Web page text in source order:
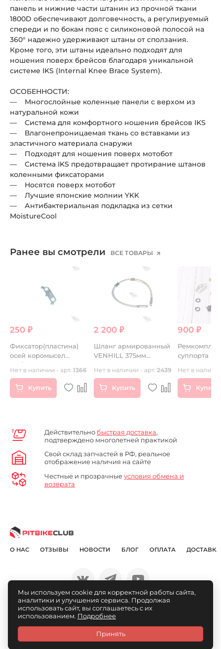
панель и нижние части штанин из прочной ткани
1800D обеспечивают долговечность, а регулируемый
спереди и по бокам пояс с силиконовой полосой на
360° надежно удерживают штаны от сползания.
Кроме того, эти штаны идеально подходят для
ношения поверх брейсов благодаря уникальной
системе IKS (Internal Knee Brace System).
ОСОБЕННОСТИ:
— Многослойные коленные панели с верхом из
натуральной кожи
— Система для комфортного ношения брейсов IKS
— Влагонепроницаемая ткань со вставками из
эластичного материала снаружи
— Подходят для ношения поверх мотобот
— Система IKS предотвращает протирание штанов
коленными фиксаторами
— Носятся поверх мотобот
— Лучшие японские молнии YKK
— Антибактериальная подкладка из сетки
MoistureCool
Ранее вы смотрели ВСЕ ТОВАРЫ
250 ₽
Фиксатор(пластина)
осей коромысел
150/160сс
Нет в наличии - арт. 1366
Купить
2 200 ₽
Шланг армированный
VENHILL 375мм
Нет в наличии - арт. 2439
Купить
900 ₽
суппорта
Нет в
Купить
Действительно быстрая доставка,
подтверждено многолетней практикой
Свой склад запчастей в РФ, реальное
отображение наличия на сайте
Честные и прозрачныеусловия обмена и
возврата
О НАС ОТЗЫВЫ НОВОСТИ БЛОГ ОПЛАТА ДОСТАВКА
© Pitbikeclub.ru 2012-2026
Мы используем cookie для корректной работы сайта,
аналитики и улучшения сервиса. Продолжая
использовать сайт, вы соглашаетесь с их
использованием. Подробнее
Принять